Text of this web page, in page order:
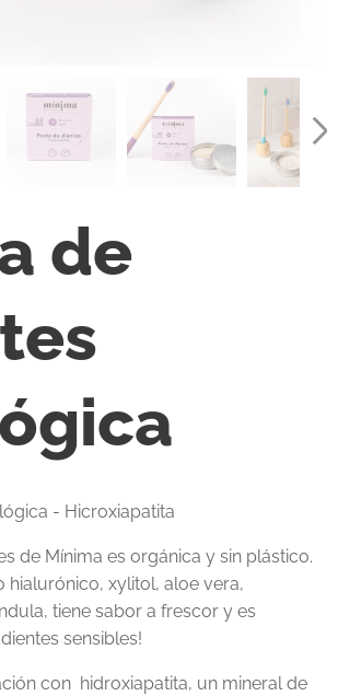
de
- Hicroxiapatita
de Mínima es orgánica y sin plástico.
hialurónico, xylitol, aloe vera,
tiene sabor a frescor y es
sensibles!
con hidroxiapatita, un mineral de